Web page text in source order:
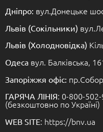
Дніпро: вул.Донецьке
Львів (Сокільники)
Львів (Холодновідка)
Одеса вул. Балківська,
Запоріжжя офіс:
ГАРЯЧА ЛІНІЯ: 0-800-502-
(безкоштовно по Україні)
WEB SITE: https://bnv.ua